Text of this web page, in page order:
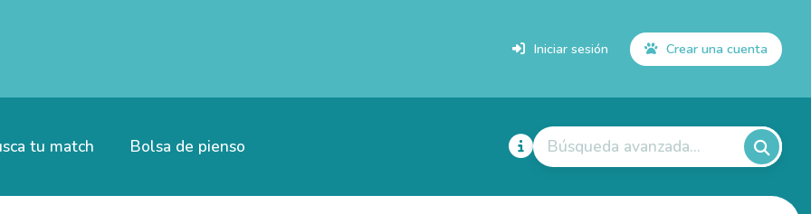
Iniciar sesión Crear una cuenta
tu match Bolsa de pienso Búsqueda avanzada...